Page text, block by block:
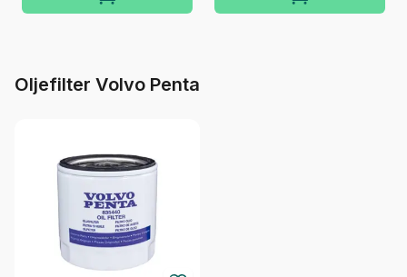
Oljefilter Volvo Penta